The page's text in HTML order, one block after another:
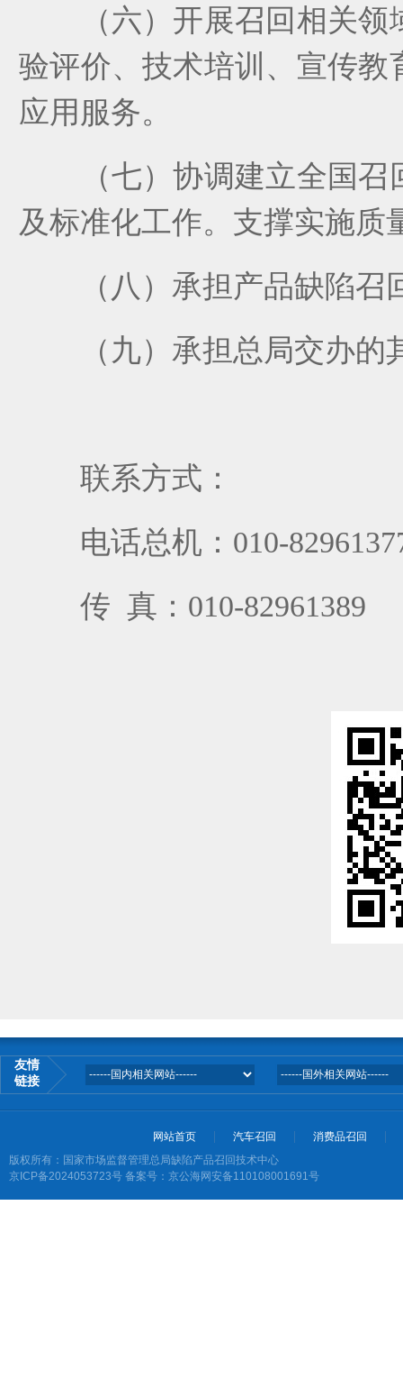
（六） 开展召回相关领
验评价、技术培训、宣传
应用服务。
（七）协调建立全国召
及标准化工作。支撑实施质
（ 八 ） 承担产品缺陷召
（ 九） 承担总局交办的
联系方式：
电话总机： 010-
传 真： 010-82961389
友情
链接
网站首页 汽车召回
消费品召回
版权所有：国家市场监督管理总局缺陷产品召回技术中心
京ICP备2024053723号 备案号：京公海网安备110108001691号